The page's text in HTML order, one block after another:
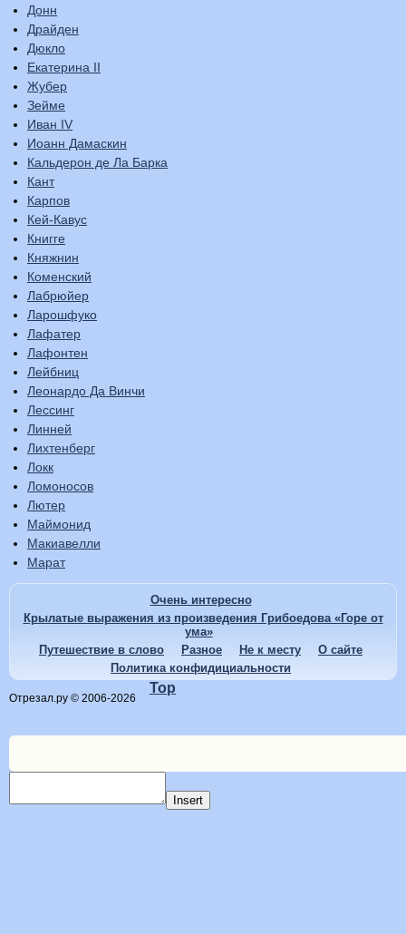
Донн
Драйден
Дюкло
Екатерина II
Жубер
Зейме
Иван IV
Иоанн Дамаскин
Кальдерон де Ла Барка
Кант
Карпов
Кей-Кавус
Книгге
Княжнин
Коменский
Лабрюйер
Ларошфуко
Лафатер
Лафонтен
Лейбниц
Леонардо Да Винчи
Лессинг
Линней
Лихтенберг
Локк
Ломоносов
Лютер
Маймонид
Макиавелли
Марат
Очень интересно
Крылатые выражения из произведения Грибоедова «Горе от
ума»
Путешествие в слово
Разное Не к месту
О сайте
Политика конфидициальности
Отрезал.ру © 2006-2026
Top
Insert